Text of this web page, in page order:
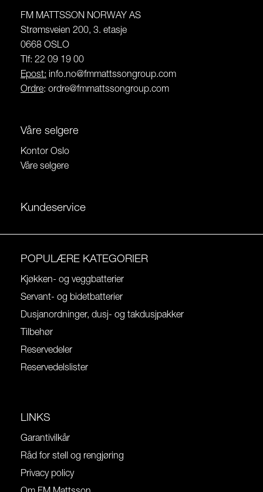
FM MATTSSON NORWAY AS
Strømsveien 200, 3. etasje
0668 OSLO
Tlf: 22 09 19 00
Epost: info.no@fmmattssongroup.com
Ordre: ordre@fmmattssongroup.com
Våre selgere
Kontor Oslo
Våre selgere
Kundeservice
POPULÆRE KATEGORIER
Kjøkken- og veggbatterier
Servant- og bidetbatterier
Dusjanordninger, dusj- og takdusjpakker
Tilbehør
Reservedeler
Reservedelslister
LINKS
Garantivilkår
Råd for stell og rengjøring
Privacy policy